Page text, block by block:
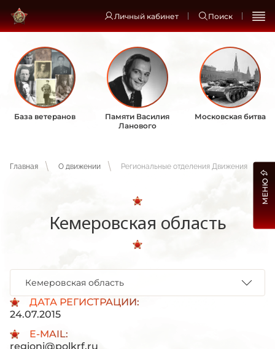
Личный кабинет Поиск
База ветеранов
Памяти Василия
Ланового
Московская битва
Главная О движении Региональные отделения Движения
Кемеровская область
ДАТА РЕГИСТРАЦИИ:
24.07.2015
E-MAIL:
regioni@polkrf.ru
Кемеровская область
МЕНЮ